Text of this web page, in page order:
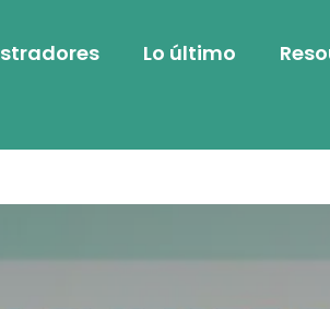
Lo último